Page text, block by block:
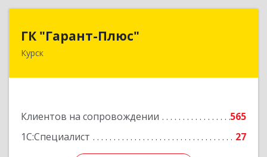
ГК "Гарант-Плюс"
Курск
Клиентов на сопровождении
565
1С:Специалист
27
305035, Курская обл, Курск г, Овечкина ул, дом